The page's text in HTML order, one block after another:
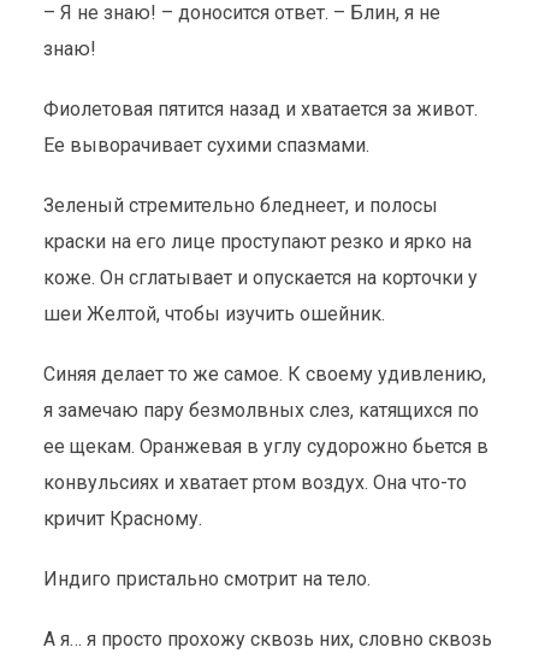
– Я не знаю! – доносится ответ. – Блин, я не
знаю!
Фиолетовая пятится назад и хватается за живот.
Ее выворачивает сухими спазмами.
Зеленый стремительно бледнеет, и полосы
краски на его лице проступают резко и ярко на
коже. Он сглатывает и опускается на корточки у
шеи Желтой, чтобы изучить ошейник.
Синяя делает то же самое. К своему удивлению,
я замечаю пару безмолвных слез, катящихся по
ее щекам. Оранжевая в углу судорожно бьется в
конвульсиях и хватает ртом воздух. Она что-то
кричит Красному.
Индиго пристально смотрит на тело.
А я… я просто прохожу сквозь них, словно сквозь